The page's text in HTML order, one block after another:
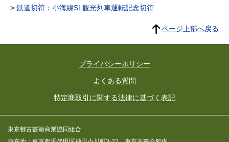
鉄道切符：小海線SL観光列車運転記念切符
ページ上部へ戻る
プライバシーポリシー
よくある質問
特定商取引に関する法律に基づく表記
東京都古書籍商業協同組合